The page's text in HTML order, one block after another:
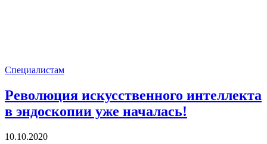
Специалистам
Революция искусственного интеллекта
в эндоскопии уже началась!
10.10.2020